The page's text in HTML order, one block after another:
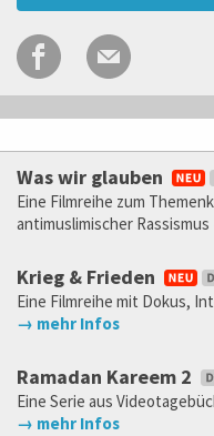
Was wir glauben
Eine Filmreihe zum
antimuslimischer Rassismus
Krieg & Frieden
Eine Filmreihe mit Dokus,
→ mehr Infos
Ramadan Kareem 2
Eine Serie aus
→ mehr Infos